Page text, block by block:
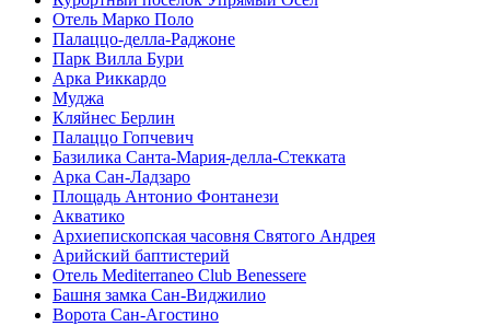
Отель Марко Поло
Палаццо-делла-Раджоне
Парк Вилла Бури
Арка Риккардо
Муджа
Кляйнес Берлин
Палаццо Гопчевич
Базилика Санта-Мария-делла-Стекката
Арка Сан-Ладзаро
Площадь Антонио Фонтанези
Акватико
Архиепископская часовня Святого Андрея
Арийский баптистерий
Отель Mediterraneo Club Benessere
Башня замка Сан-Виджилио
Ворота Сан-Агостино